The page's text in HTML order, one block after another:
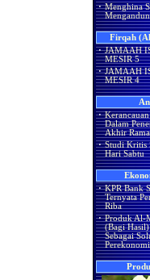
· Menghina
Firqah
· JAMAAH
MESIR 5
· JAMAAH
MESIR 4
·
Dalam
Akhir
· Studi Kritis
Hari Sabtu
· KPR Bank
Ternyata
Riba
· Produk Al-
(Bagi
Sebagai